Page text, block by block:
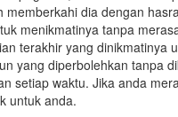
memberkahi dia dengan
menikmatinya tanpa
terakhir yang dinikmatinya
yang diperbolehkan tanpa
setiap waktu. Jika anda
untuk anda.